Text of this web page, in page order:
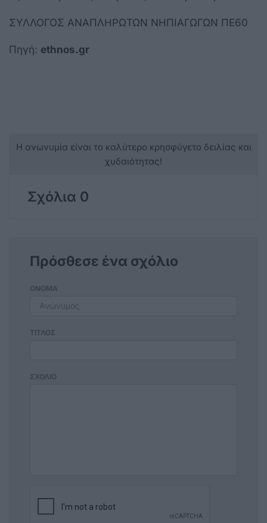
ΣΥΛΛΟΓΟΣ ΑΝΑΠΛΗΡΩΤΩΝ ΝΗΠΙΑΓΩΓΩΝ ΠΕ60
Πηγή: ethnos.gr
Η ανωνυμία είναι το καλύτερο κρησφύγετο δειλίας και
χυδαιότητας!
Σχόλια 0
Πρόσθεσε ένα σχόλιο
ΟΝΟΜΑ
ΤΙΤΛΟΣ
ΣΧΟΛΙΟ